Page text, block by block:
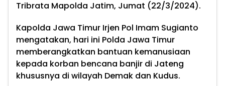
Tribrata Mapolda Jatim, Jumat (22/3/2024).
Kapolda Jawa Timur Irjen Pol Imam Sugianto
mengatakan, hari ini Polda Jawa Timur
memberangkatkan bantuan kemanusiaan
kepada korban bencana banjir di Jateng
khususnya di wilayah Demak dan Kudus.